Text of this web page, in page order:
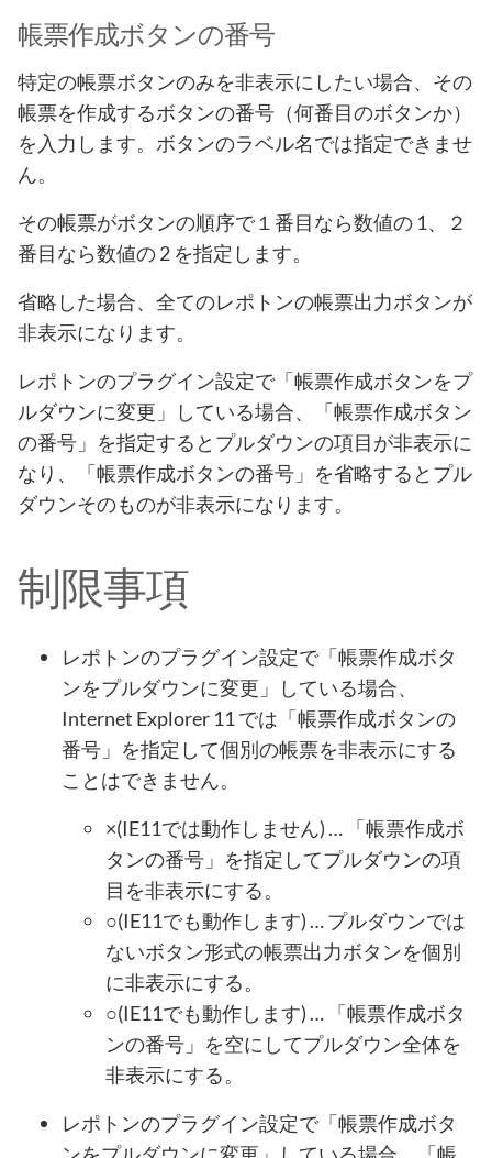
帳票作成ボタンの番号
特定の帳票ボタンのみを非表示にしたい場合、その
帳票を作成するボタンの番号（何番目のボタンか）
を入力します。ボタンのラベル名では指定できませ
ん。
その帳票がボタンの順序で１番目なら数値の 1、２
番目なら数値の 2 を指定します。
省略した場合、全てのレポトンの帳票出力ボタンが
非表示になります。
レポトンのプラグイン設定で「帳票作成ボタンをプ
ルダウンに変更」している場合、「帳票作成ボタン
の番号」を指定するとプルダウンの項目が非表示に
なり、「帳票作成ボタンの番号」を省略するとプル
ダウンそのものが非表示になります。
制限事項
レポトンのプラグイン設定で「帳票作成ボタ
ンをプルダウンに変更」している場合、
Internet Explorer 11 では「帳票作成ボタンの
番号」を指定して個別の帳票を非表示にする
ことはできません。
×(IE11では動作しません) … 「帳票作成ボ
タンの番号」を指定してプルダウンの項
目を非表示にする。
○(IE11でも動作します) … プルダウンでは
ないボタン形式の帳票出力ボタンを個別
に非表示にする。
○(IE11でも動作します) … 「帳票作成ボタ
ンの番号」を空にしてプルダウン全体を
非表示にする。
レポトンのプラグイン設定で「帳票作成ボタ